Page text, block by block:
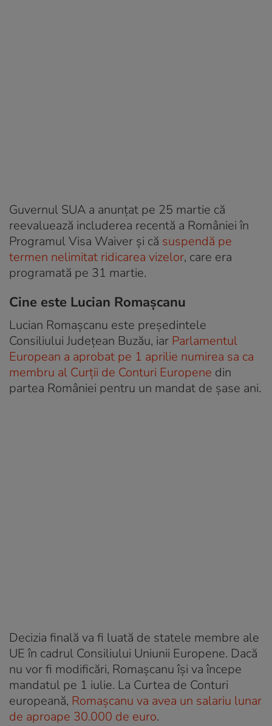
Guvernul SUA a anunțat pe 25 martie că
reevaluează includerea recentă a României în
Programul Visa Waiver și că suspendă pe
termen nelimitat ridicarea vizelor, care era
programată pe 31 martie.
Cine este Lucian Romașcanu
Lucian Romașcanu este președintele
Consiliului Județean Buzău, iar Parlamentul
European a aprobat pe 1 aprilie numirea sa ca
membru al Curții de Conturi Europene din
partea României pentru un mandat de șase ani.
Decizia finală va fi luată de statele membre ale
UE în cadrul Consiliului Uniunii Europene. Dacă
nu vor fi modificări, Romașcanu își va începe
mandatul pe 1 iulie. La Curtea de Conturi
europeană, Romașcanu va avea un salariu lunar
de aproape 30.000 de euro.